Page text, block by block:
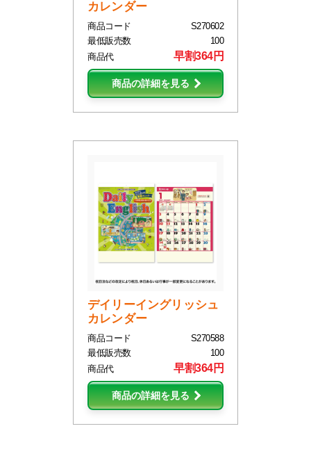
カレンダー
商品コード
S270602
最低販売数
100
商品代
早割364円
商品の詳細を見る
デイリーイングリッシュ
カレンダー
商品コード
S270588
最低販売数
100
商品代
早割364円
商品の詳細を見る